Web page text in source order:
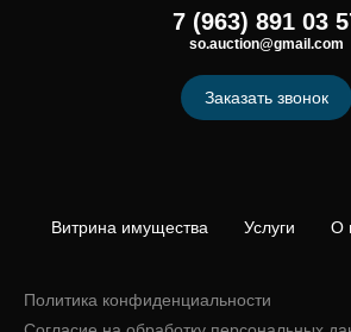
Витрина имущества Услуги О
Политика конфиденциальности
7 (963) 891 03
so.auction@gmail.com
Заказать звонок